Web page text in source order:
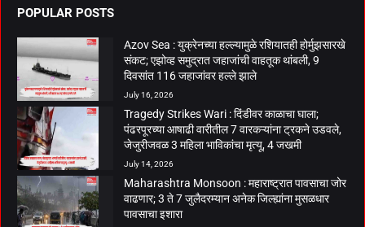
POPULAR POSTS
Azov Sea : युक्रेनच्या हल्ल्यामुळे रशियातही होर्मुझसारखे
संकट; एझोव्ह समुद्रात जहाजांची वाहतूक थांबली, 9
दिवसांत 116 जहाजांवर हल्ले झाले
July 16, 2026
Tragedy Strikes Wari : दिंडीवर काळाचा घाला;
पंढरपूरच्या आषाढी वारीतील 7 वारकऱ्यांना ट्रकने उडवले,
जेजुरीजवळ 3 महिला भाविकांचा मृत्यू, 4 जखमी
July 14, 2026
Maharashtra Monsoon : महाराष्ट्रात पावसाचा जोर
वाढणार; 3 ते 7 जुलैदरम्यान अनेक जिल्ह्यांना मुसळधार
पावसाचा इशारा